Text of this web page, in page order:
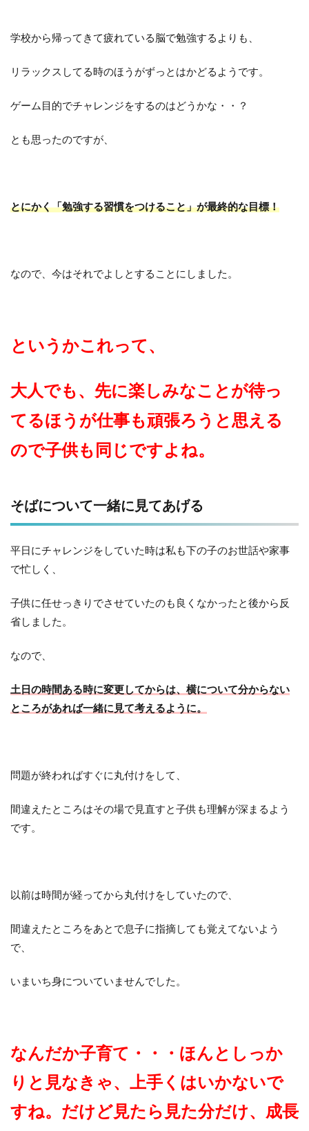
学校から帰ってきて疲れている脳で勉強するよりも、
リラックスしてる時のほうがずっとはかどるようです。
ゲーム目的でチャレンジをするのはどうかな・・？
とも思ったのですが、
とにかく「勉強する習慣をつけること」が最終的な目標！
なので、今はそれでよしとすることにしました。
というかこれって、
大人でも、先に楽しみなことが待っ
てるほうが仕事も頑張ろうと思える
ので子供も同じですよね。
そばについて一緒に見てあげる
平日にチャレンジをしていた時は私も下の子のお世話や家事
で忙しく、
子供に任せっきりでさせていたのも良くなかったと後から反
省しました。
なので、
土日の時間ある時に変更してからは、横について分からない
ところがあれば一緒に見て考えるように。
問題が終わればすぐに丸付けをして、
間違えたところはその場で見直すと子供も理解が深まるよう
です。
以前は時間が経ってから丸付けをしていたので、
間違えたところをあとで息子に指摘しても覚えてないよう
で、
いまいち身についていませんでした。
なんだか子育て・・・ほんとしっか
りと見なきゃ、上手くはいかないで
すね。だけど見たら見た分だけ、成長